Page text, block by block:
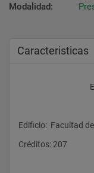
Modalidad:
Caracteristicas
Edificio:  Facultad
Créditos: 207